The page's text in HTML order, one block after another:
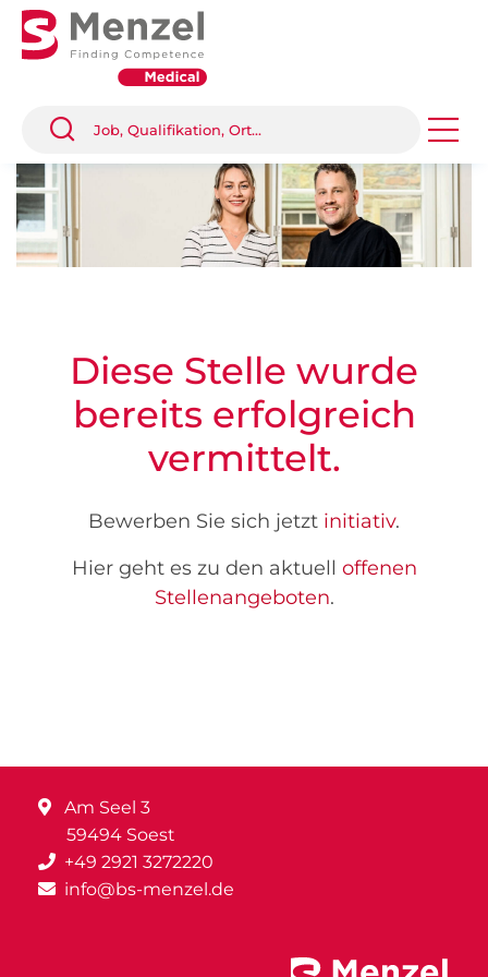
Diese Stelle wurde
bereits erfolgreich
vermittelt.
Bewerben Sie sich jetzt initiativ.
Hier geht es zu den aktuell offenen
Stellenangeboten.
Am Seel 3
59494 Soest
+49 2921 3272220
info@bs-menzel.de